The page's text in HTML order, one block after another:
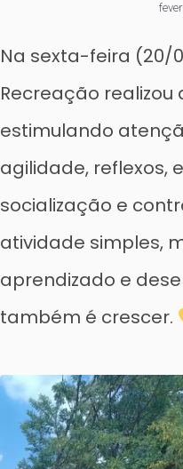
Na sexta-feira (20/
Recreação realizou
estimulando
agilidade, reflexos,
socialização e
atividade simples,
aprendizado e
também é crescer.